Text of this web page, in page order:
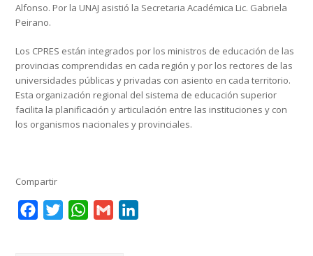
Alfonso. Por la UNAJ asistió la Secretaria Académica Lic. Gabriela
Peirano.
Los CPRES están integrados por los ministros de educación de las
provincias comprendidas en cada región y por los rectores de las
universidades públicas y privadas con asiento en cada territorio.
Esta organización regional del sistema de educación superior
facilita la planificación y articulación entre las instituciones y con
los organismos nacionales y provinciales.
Compartir
FacebookTwitterWhatsApp
Gmail